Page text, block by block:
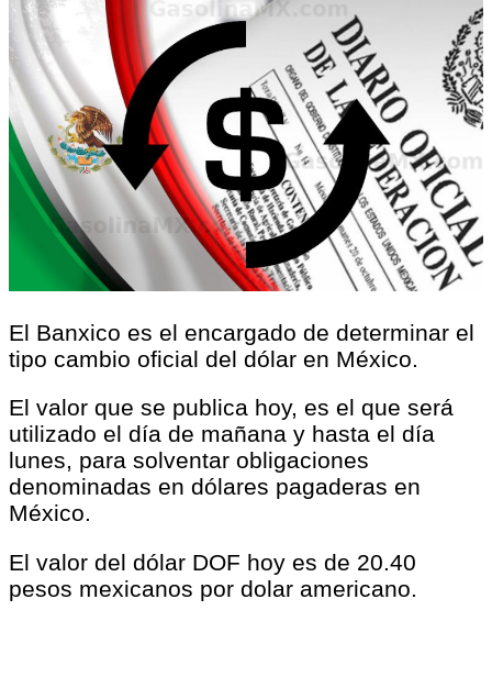
El Banxico es el encargado de determinar el
tipo cambio oficial del dólar en México.
El valor que se publica hoy, es el que será
utilizado el día de mañana y hasta el día
lunes, para solventar obligaciones
denominadas en dólares pagaderas en
México.
El valor del dólar DOF hoy es de 20.40
pesos mexicanos por dolar americano.